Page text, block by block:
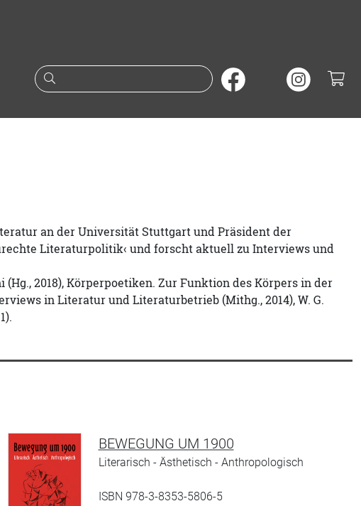
Suche nach Büchern oder
an der Universität Stuttgart und Präsident der
Literaturpolitik‹ und forscht aktuell zu Interviews und
2018), Körperpoetiken. Zur Funktion des Körpers in der
in Literatur und Literaturbetrieb (Mithg., 2014), W. G.
BEWEGUNG UM 1900
Literarisch - Ästhetisch - Anthropologisch
ISBN 978-3-8353-5806-5